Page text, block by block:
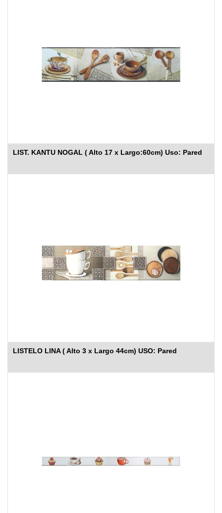
LIST. KANTU NOGAL ( Alto 17 x Largo:60cm) Uso: Pared
LISTELO LINA ( Alto 3 x Largo 44cm) USO: Pared